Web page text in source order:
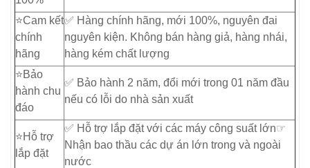
⭐️Cam kết
chính
hãng
✅ Hàng chính hãng, mới 100%, nguyên đai
nguyên kiện. Không bán hàng giả, hàng nhái,
hàng kém chất lượng
⭐️Bảo
hành chu
đáo
✅ Bảo hành 2 năm, đổi mới trong 01 năm đầu
nếu có lỗi do nhà sản xuất
⭐️Hỗ trợ
lắp đặt
✅ Hỗ trợ lắp đặt với các máy công suất lớn☞
Nhận bao thầu các dự án lớn trong và ngoài
nước